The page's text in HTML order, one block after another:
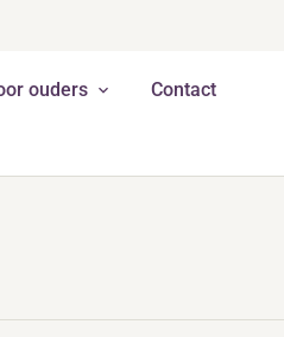
ouders Contact